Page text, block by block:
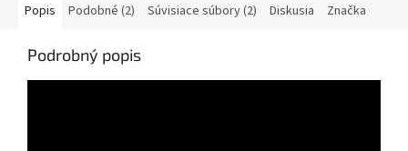
Popis Podobné (2) Súvisiace súbory (2) Diskusia Značka
Podrobný popis